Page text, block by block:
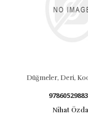
Düğmeler, Deri,
Nihat